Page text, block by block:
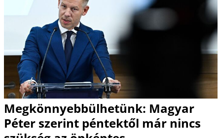
Megkönnyebbülhetünk: Magyar
Péter szerint péntektől már nincs